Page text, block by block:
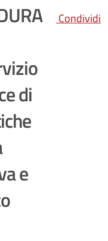
di
e
Condividi